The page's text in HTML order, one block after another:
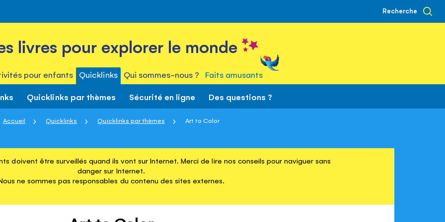
Recherche
livres pour explorer le monde
pour enfants Quicklinks Qui sommes-nous ? Faits amusants
Quicklinks par thèmes Sécurité en ligne Des questions ?
Accueil Quicklinks Quicklinks par thèmes Art to Color
doivent être surveillés quand ils vont sur Internet. Merci de lire nos conseils pour naviguer sans
danger sur Internet.
ne sommes pas responsables du contenu des sites externes.